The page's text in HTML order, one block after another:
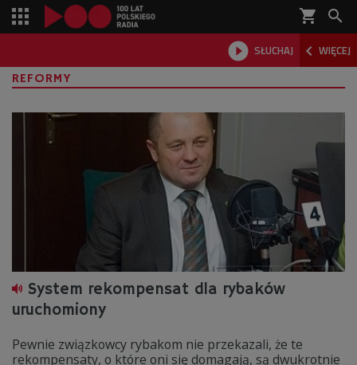
shopping_cart 
 SŁUCHAJ  WIĘCEJ

REFORMY
System rekompensat dla rybaków
uruchomiony
Pewnie związkowcy rybakom nie przekazali, że te
rekompensaty, o które oni się domagają, są dwukrotnie